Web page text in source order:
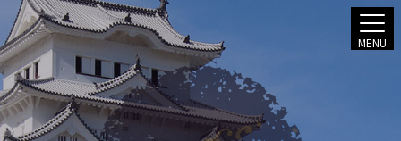
MENU